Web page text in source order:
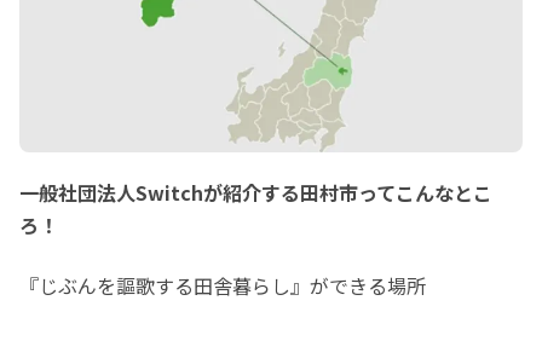
一般社団法人Switchが紹介する田村市ってこんなとこ
ろ！
『じぶんを謳歌する田舎暮らし』ができる場所